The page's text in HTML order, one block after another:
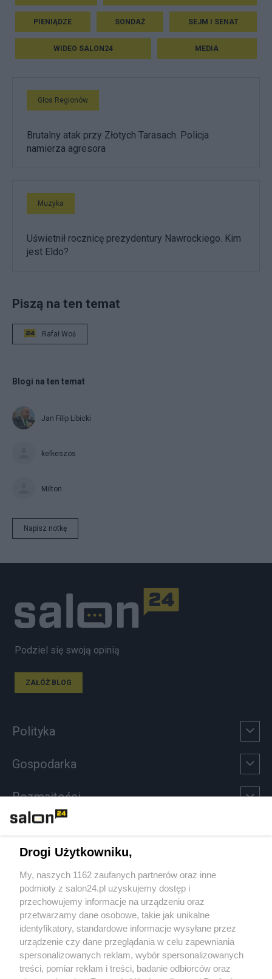
PIENIĄDZE SONDAŻ SEJM I SENAT
WIDEO SALON24 MEDIA
Głos Regionów
Brutalny atak przy Złotych Tarasach. Policja
namierza agresora
Muzyka
Uświetnił rocznicę prezydentury Nawrockiego. Kim
jest Eldo?
Piszą na ten temat
Rafał Woś
Blogi na ten temat
Jan Filip Libicki
kelkeszos
Milton
Napisz notkę
Podziel się swoją opinią
ZAŁÓŻ BLOG
Polityka
Gospodarka
Rozmaitości
Sport
Społeczeństwo
Kultura
Drogi Użytkowniku,
My, naszych 1162 zaufanych partnerów oraz inne
podmioty z salon24.pl uzyskujemy dostęp i
przechowujemy informacje na urządzeniu oraz
przetwarzamy dane osobowe, takie jak unikalne
identyfikatory, standardowe informacje wysyłane przez
urządzenie czy dane przeglądania w celu zapewniania
spersonalizowanych reklam, wybór spersonalizowanych
treści, pomiar reklam i treści, badanie odbiorców oraz